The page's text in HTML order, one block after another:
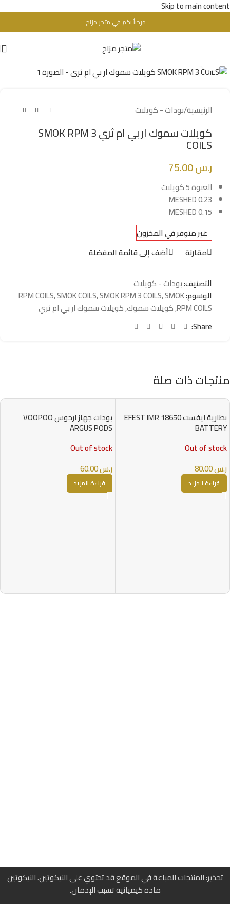
Skip to main content
تحذير : للبالغين فقط + 18 عام - WARINIG : Not For Sale For Minors
مرحباُ بكم في متجر مزاج
الرئيسية/بودات - كويلات
كويلات سموك ار بي ام ثري SMOK RPM 3
COILS
ر.س
العبوة 5 كويلات
MESHED 0.23
MESHED 0.15
غير متوفر في المخزون
مقارنة
أضف إلى قائمة المفضلة
التصنيف:بودات - كويلات
الوسوم:
RPM COILS,SMOK COILS,SMOK RPM 3 COILS,SMOK
RPM COILS
,كويلات سموك,كويلات سموك ار بي ام ثري
Share:
منتجات ذات صلة
بطارية ايفست EFEST IMR 18650
BATTERY
Out of stock
ر.س
قراءة المزيد
بودات جهاز ارجوس VOOPOO
ARGUS PODS
Out of stock
ر.س
قراءة المزيد
تحذير: المنتجات المباعة في الموقع قد تحتوي على النيكوتين. النيكوتين
مادة كيميائية تسبب الإدمان.